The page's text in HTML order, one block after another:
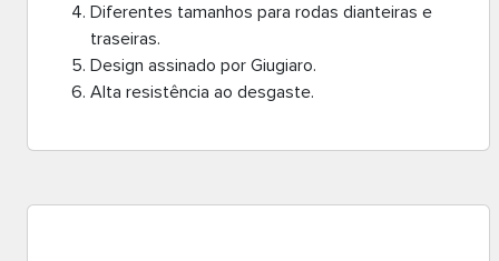
Diferentes tamanhos para rodas dianteiras e
traseiras.
Design assinado por Giugiaro.
Alta resistência ao desgaste.